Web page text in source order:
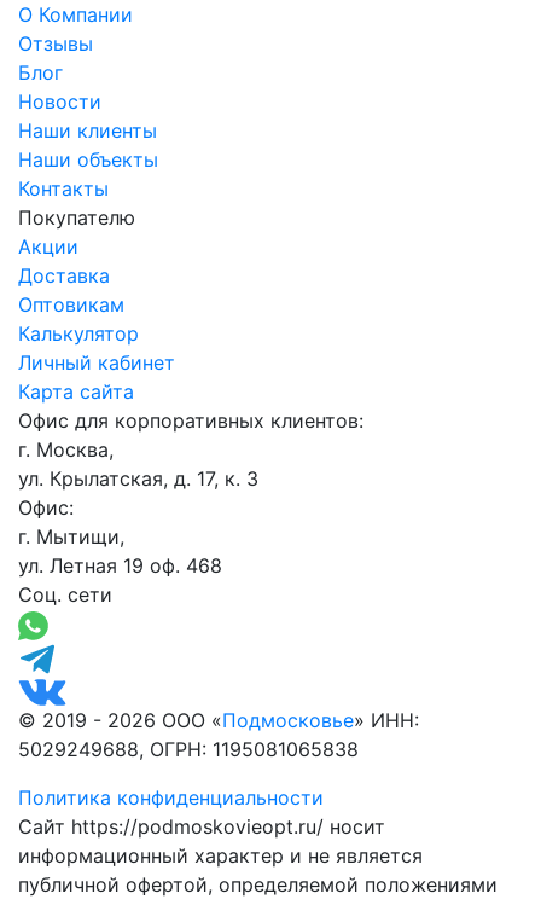
О Компании
Отзывы
Блог
Новости
Наши клиенты
Наши объекты
Контакты
Покупателю
Акции
Доставка
Оптовикам
Калькулятор
Личный кабинет
Карта сайта
Офис для корпоративных клиентов:
г. Москва,
ул. Крылатская, д. 17, к. 3
Офис:
г. Мытищи,
ул. Летная 19 оф. 468
Соц. сети
© 2019 - 2026 ООО «Подмосковье» ИНН:
5029249688, ОГРН: 1195081065838
Политика конфиденциальности
Сайт https://podmoskovieopt.ru/ носит
информационный характер и не является
публичной офертой, определяемой положениями